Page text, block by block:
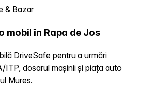
& Bazar
mobil în Rapa de Jos
DriveSafe pentru a urmări
ITP, dosarul mașinii și piața auto
Mures.